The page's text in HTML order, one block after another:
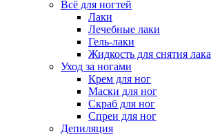
Всё для ногтей
Лаки
Лечебные лаки
Гель-лаки
Жидкость для снятия лака
Уход за ногами
Крем для ног
Маски для ног
Скраб для ног
Спреи для ног
Депиляция